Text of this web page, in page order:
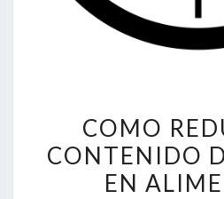
EL
COMO
CONTENIDO
EN